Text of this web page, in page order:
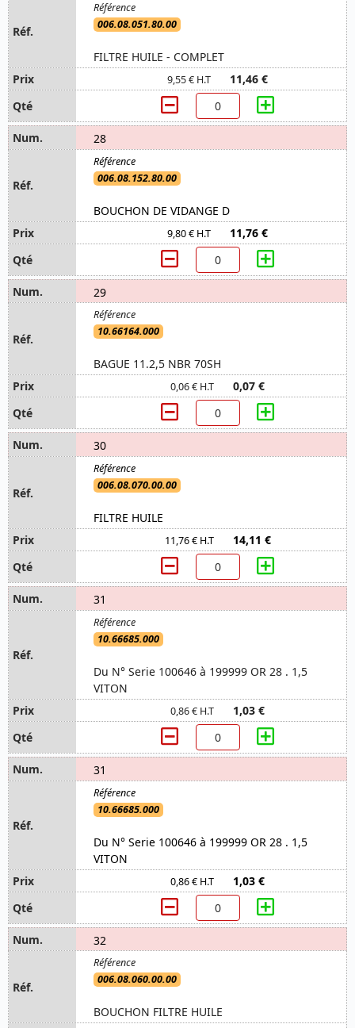
006.08.051.80.00
FILTRE HUILE - COMPLET
9,55 € H.T 11,46 €
28
006.08.152.80.00
BOUCHON DE VIDANGE D
9,80 € H.T 11,76 €
29
10.66164.000
BAGUE 11.2,5 NBR 70SH
0,06 € H.T 0,07 €
30
006.08.070.00.00
FILTRE HUILE
11,76 € H.T 14,11 €
31
10.66685.000
Du N° Serie 100646 à 199999 OR 28 . 1,5
VITON
0,86 € H.T 1,03 €
31
10.66685.000
Du N° Serie 100646 à 199999 OR 28 . 1,5
VITON
0,86 € H.T 1,03 €
32
006.08.060.00.00
BOUCHON FILTRE HUILE